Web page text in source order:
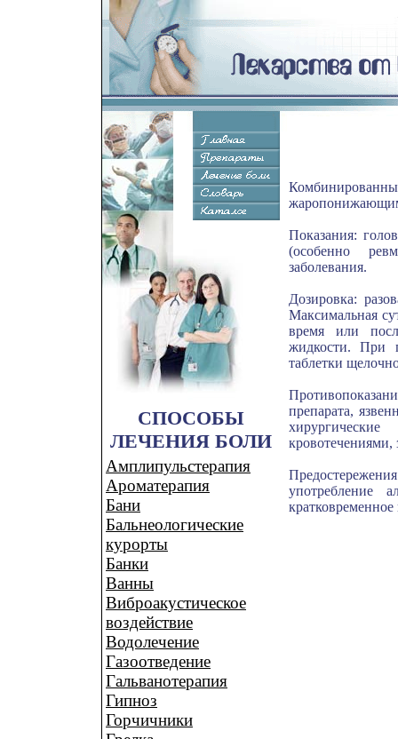
СПОСОБЫ
ЛЕЧЕНИЯ БОЛИ
Амплипульстерапия
Ароматерапия
Бани
Бальнеологические
курорты
Банки
Ванны
Виброакустическое
воздействие
Водолечение
Газоотведение
Гальванотерапия
Гипноз
Горчичники
Показания:
(особенно
заболевания.
Дозировка:
Максимальная
время или
жидкости. При
таблетки
препарата,
кровотечениями,
употребление